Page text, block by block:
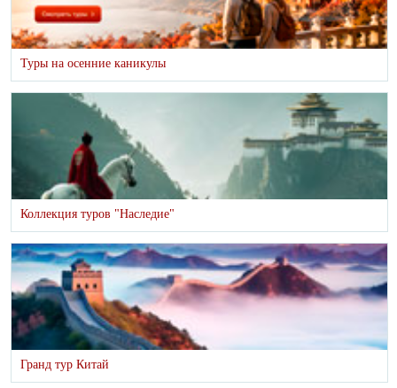
Туры на осенние каникулы
Коллекция туров "Наследие"
Гранд тур Китай